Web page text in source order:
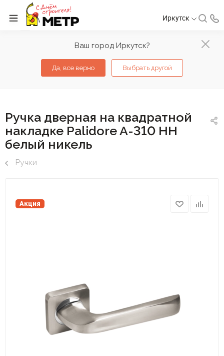
Ваш город Иркутск?
Да, все верно Выбрать другой
Иркутск
Ручка дверная на квадратной
накладке Palidore A-310 HH
белый никель
Ручки
Акция